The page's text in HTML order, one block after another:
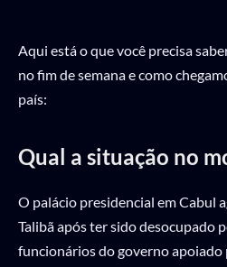
Aqui está o que você precisa
no fim de semana e como
país:
Qual a situação no
O palácio presidencial em Cabul
Talibã após ter sido desocupado
funcionários do governo apoiado